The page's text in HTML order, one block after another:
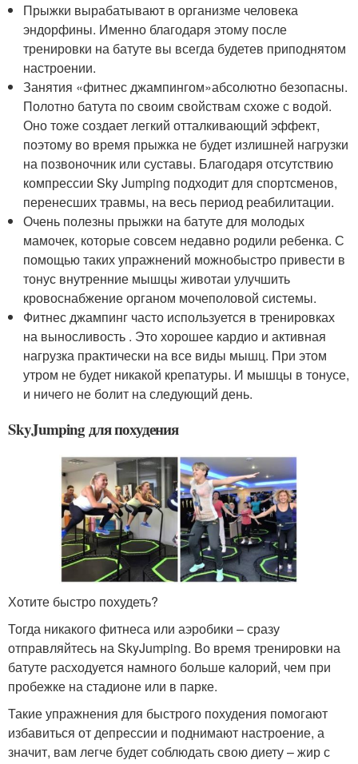
Прыжки вырабатывают в организме человека
эндорфины. Именно благодаря этому после
тренировки на батуте вы всегда будетев приподнятом
настроении.
Занятия «фитнес джампингом»абсолютно безопасны.
Полотно батута по своим свойствам схоже с водой.
Оно тоже создает легкий отталкивающий эффект,
поэтому во время прыжка не будет излишней нагрузки
на позвоночник или суставы. Благодаря отсутствию
компрессии Sky Jumping подходит для спортсменов,
перенесших травмы, на весь период реабилитации.
Очень полезны прыжки на батуте для молодых
мамочек, которые совсем недавно родили ребенка. С
помощью таких упражнений можнобыстро привести в
тонус внутренние мышцы животаи улучшить
кровоснабжение органом мочеполовой системы.
Фитнес джампинг часто используется в тренировках
на выносливость . Это хорошее кардио и активная
нагрузка практически на все виды мышц. При этом
утром не будет никакой крепатуры. И мышцы в тонусе,
и ничего не болит на следующий день.
SkyJumping для похудения
Хотите быстро похудеть?
Тогда никакого фитнеса или аэробики – сразу
отправляйтесь на SkyJumping. Во время тренировки на
батуте расходуется намного больше калорий, чем при
пробежке на стадионе или в парке.
Такие упражнения для быстрого похудения помогают
избавиться от депрессии и поднимают настроение, а
значит, вам легче будет соблюдать свою диету – жир с